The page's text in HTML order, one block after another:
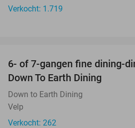
Verkocht: 1.719
6- of 7-gangen fine dining-
Down To Earth Dining
Down to Earth Dining
Velp
Verkocht: 262